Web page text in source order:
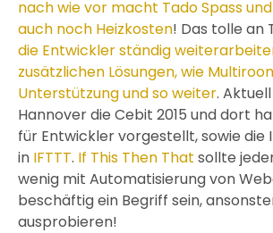
nach wie vor macht Tado Spass
auch noch Heizkosten! Das tolle an
die Entwickler ständig
zusätzlichen Lösungen, wie
Unterstützung und so weiter.
Hannover die Cebit 2015 und dort
für Entwickler vorgestellt, sowie die
in IFTTT. If This Then That sollte
wenig mit Automatisierung von
beschäftig ein Begriff sein,
ausprobieren!